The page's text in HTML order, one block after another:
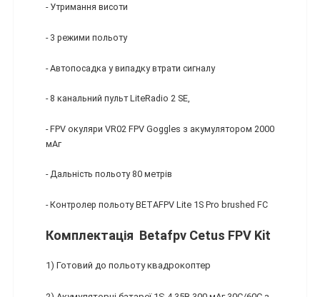
- Утримання висоти
- 3 режими польоту
- Автопосадка у випадку втрати сигналу
- 8 канальний пульт LiteRadio 2 SE,
- FPV окуляри VR02 FPV Goggles з акумулятором 2000
мАг
- Дальність польоту 80 метрів
- Контролер польоту BETAFPV Lite 1S Pro brushed FC
Комплектація Betafpv Cetus FPV Kit
1) Готовий до польоту квадрокоптер